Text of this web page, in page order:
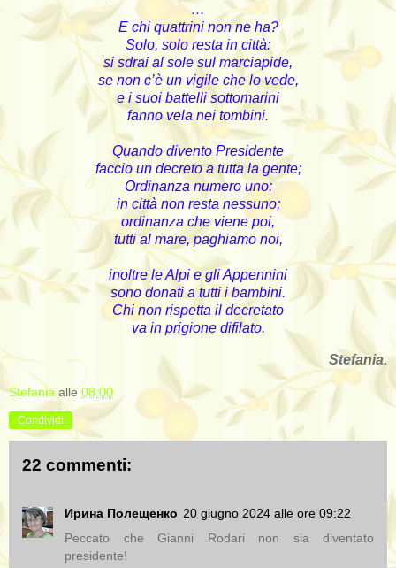
…
E chi quattrini non ne ha?
Solo, solo resta in città:
si sdrai al sole sul marciapide,
se non c’è un vigile che lo vede,
e i suoi battelli sottomarini
fanno vela nei tombini.
Quando divento Presidente
faccio un decreto a tutta la gente;
Ordinanza numero uno:
in città non resta nessuno;
ordinanza che viene poi,
tutti al mare, paghiamo noi,
inoltre le Alpi e gli Appennini
sono donati a tutti i bambini.
Chi non rispetta il decretato
va in prigione difilato.
Stefania.
Stefania alle 08:00
Condividi
22 commenti:
Ирина Полещенко 20 giugno 2024 alle ore 09:22
Peccato che Gianni Rodari non sia diventato
presidente!